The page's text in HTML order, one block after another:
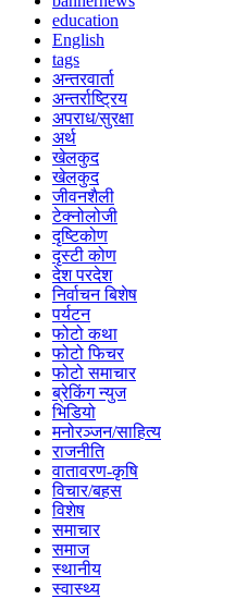
education
English
tags
अन्तरवार्ता
अन्तर्राष्ट्रिय
अपराध/सुरक्षा
अर्थ
खेलकुद
खेलकुद
जीवनशैली
टेक्नोलोजी
दृष्टिकोण
दृस्टी कोण
देश परदेश
निर्वाचन बिशेष
पर्यटन
फोटो कथा
फोटो फिचर
फोटो समाचार
ब्रेकिंग न्युज
भिडियो
मनोरञ्जन/साहित्य
राजनीति
वातावरण-कृषि
विचार/बहस
विशेष
समाचार
समाज
स्थानीय
स्वास्थ्य